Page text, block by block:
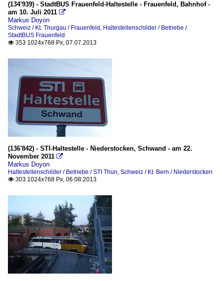
(134'939) - StadtBUS Frauenfeld-Haltestelle - Frauenfeld, Bahnhof -
am 10. Juli 2011 
Markus Doyon
Schweiz / Kt. Thurgau / Frauenfeld , Haltestellenschilder / Betriebe /
StadtBUS Frauenfeld
 353 1024x768 Px, 07.07.2013
(136'842) - STI-Haltestelle - Niederstocken, Schwand - am 22.
November 2011 
Markus Doyon
Haltestellenschilder / Betriebe / STI Thun, Schweiz / Kt. Bern / Niederstocken
 303 1024x768 Px, 06.08.2013